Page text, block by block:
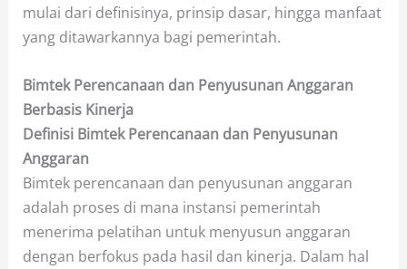
mulai dari definisinya, prinsip dasar, hingga manfaat
yang ditawarkannya bagi pemerintah.
Bimtek Perencanaan dan Penyusunan Anggaran
Berbasis Kinerja
Definisi Bimtek Perencanaan dan Penyusunan
Anggaran
Bimtek perencanaan dan penyusunan anggaran
adalah proses di mana instansi pemerintah
menerima pelatihan untuk menyusun anggaran
dengan berfokus pada hasil dan kinerja. Dalam hal